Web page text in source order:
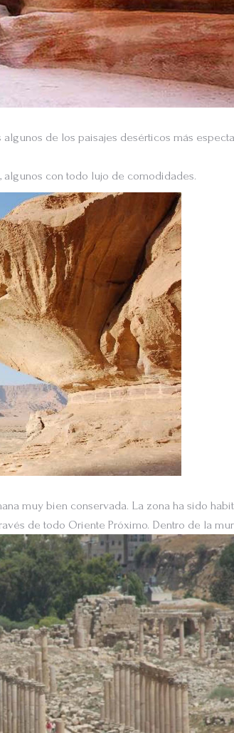
de los paisajes desérticos más
algunos con todo lujo de comodidades.
muy bien conservada. La zona ha sido
de todo Oriente Próximo. Dentro de la